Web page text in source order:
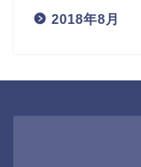
2018年8月